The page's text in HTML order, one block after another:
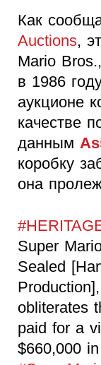
Как
Auctions,
Mario
в 1986
аукционе
качестве
данным
коробку
она
Super
Sealed
obliterates
paid for a
$660,000